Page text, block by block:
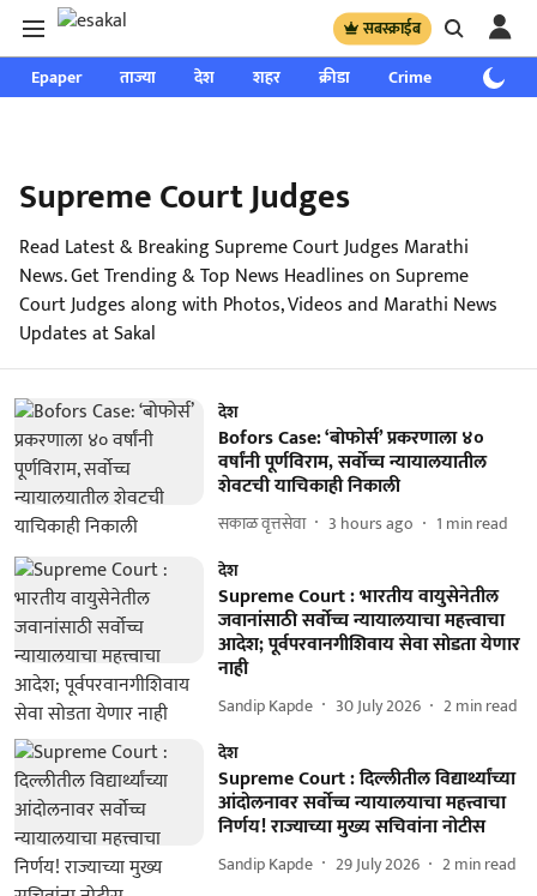
सबस्क्राईब
Epaper ताज्या देश शहर क्रीडा Crime साप्ताहिक
Supreme Court Judges
Read Latest & Breaking Supreme Court Judges Marathi
News. Get Trending & Top News Headlines on Supreme
Court Judges along with Photos, Videos and Marathi News
Updates at Sakal
देश
Bofors Case: ‘बोफोर्स’ प्रकरणाला ४०
वर्षांनी पूर्णविराम, सर्वोच्च न्यायालयातील
शेवटची याचिकाही निकाली
सकाळ वृत्तसेवा 3 hours ago 1 min read
देश
Supreme Court : भारतीय वायुसेनेतील
जवानांसाठी सर्वोच्च न्यायालयाचा महत्त्वाचा
आदेश; पूर्वपरवानगीशिवाय सेवा सोडता येणार
नाही
Sandip Kapde 30 July 2026 2min read
देश
Supreme Court : दिल्लीतील विद्यार्थ्यांच्या
आंदोलनावर सर्वोच्च न्यायालयाचा महत्त्वाचा
निर्णय! राज्याच्या मुख्य सचिवांना नोटीस
Sandip Kapde 29 July 2026 2min read